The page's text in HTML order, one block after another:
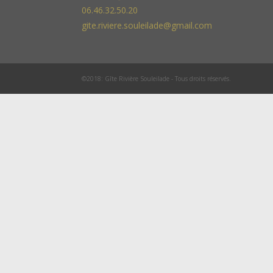
06.46.32.50.20
gite.riviere.souleilade@gmail.com
©2018: Gîte Rivière Souleilade - Tous droits réservés.